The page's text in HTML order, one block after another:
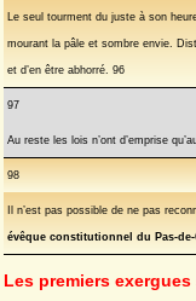
Le seul tourment du juste à son
mourant la pâle et sombre envie.
et d’en être abhorré. 96
97
Au reste les lois n’ont d’emprise
98
Il n’est pas possible de ne pas
évêque constitutionnel du Pas-de-
Les premiers